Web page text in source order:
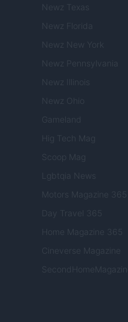
Newz Texas
Newz Florida
Newz New York
Newz Pennsylvania
Newz Illinois
Newz Ohio
Gameland
Hig Tech Mag
Scoop Mag
Lgbtqia News
Motors Magazine 365
Day Travel 365
Home Magazine 365
Cineverse Magazine
SecondHomeMagazine